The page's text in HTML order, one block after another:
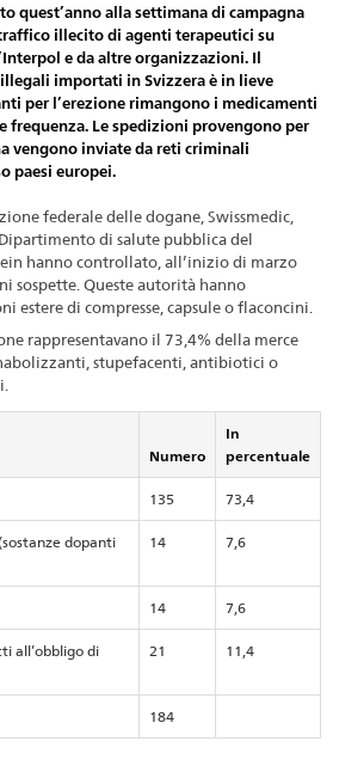
quest’anno alla settimana di campagna
illecito di agenti terapeutici su
e da altre organizzazioni. Il
importati in Svizzera è in lieve
per l’erezione rimangono i medicamenti
frequenza. Le spedizioni provengono per
vengono inviate da reti criminali
paesi europei.
federale delle dogane, Swissmedic,
di salute pubblica del
hanno controllato, all’inizio di marzo
sospette. Queste autorità hanno
estere di compresse, capsule o flaconcini.
rappresentavano il 73,4% della merce
stupefacenti, antibiotici o
Numero
In
percentuale
135 73,4
dopanti
14 7,6
14 7,6
all’obbligo di
21 11,4
184